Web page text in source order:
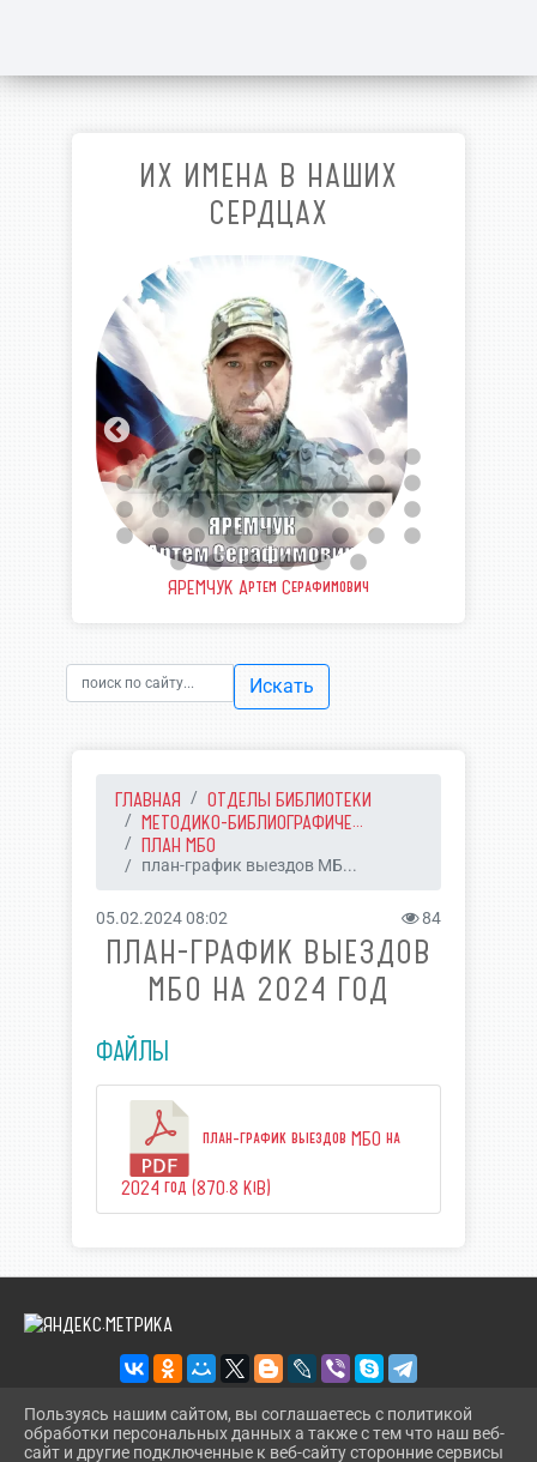
ИХ ИМЕНА В НАШИХ
СЕРДЦАХ
ЯРЕМЧУК Артем Серафимович
Искать
ГЛАВНАЯ
ОТДЕЛЫ БИБЛИОТЕКИ
МЕТОДИКО-БИБЛИОГРАФИЧЕ...
ПЛАН МБО
план-график выездов МБ...
05.02.2024 08:02 84
ПЛАН-ГРАФИК ВЫЕЗДОВ
МБО НА 2024 ГОД
ФАЙЛЫ
план-график выездов МБО на
2024 год (870.8 KiB)
2026 Г. KORBIBL.RU
Пользуясь нашим сайтом, вы соглашаетесь с политикой
обработки персональных данных а также с тем что наш веб-
сайт и другие подключенные к веб-сайту сторонние сервисы